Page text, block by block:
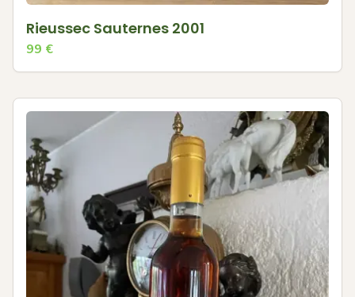
Rieussec Sauternes 2001
99 €